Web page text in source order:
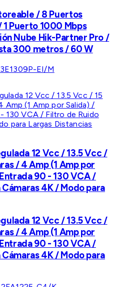
/ 8 Puertos
1 Puerto 1000 Mbps
Nube Hik-Partner Pro /
300 metros / 60 W
EI/M
12 Vcc / 13.5 Vcc /
/ 4 Amp (1 Amp por
90 - 130 VCA /
4K / Modo para
12 Vcc / 13.5 Vcc /
/ 4 Amp (1 Amp por
90 - 130 VCA /
4K / Modo para